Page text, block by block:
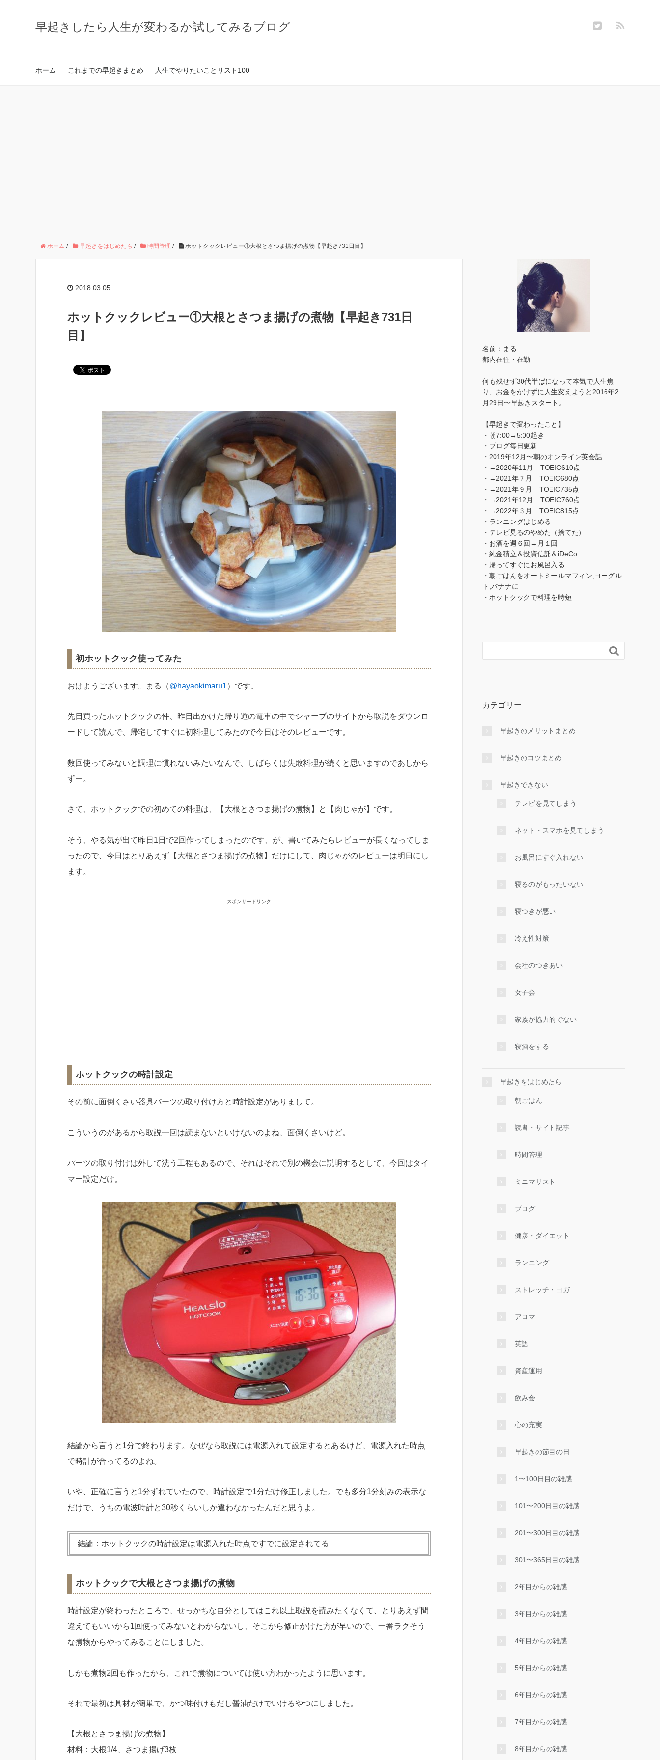
早起きしたら人生が変わるか試してみるブログ
ホーム これまでの早起きまとめ 人生でやりたいことリスト100
ホーム / 早起きをはじめたら / 時間管理 / ホットクックレビュー①大根とさつま揚げの煮物【早起き731日目】
2018.03.05
ホットクックレビュー①大根とさつま揚げの煮物【早起き731日
目】
初ホットクック使ってみた
おはようございます。まる（@hayaokimaru1）です。
先日買ったホットクックの件、昨日出かけた帰り道の電車の中でシャープのサイトから取説をダウンロ
ードして読んで、帰宅してすぐに初料理してみたので今日はそのレビューです。
数回使ってみないと調理に慣れないみたいなんで、しばらくは失敗料理が続くと思いますのであしから
ずー。
さて、ホットクックでの初めての料理は、【大根とさつま揚げの煮物】と【肉じゃが】です。
そう、やる気が出て昨日1日で2回作ってしまったのです、が、書いてみたらレビューが長くなってしま
ったので、今日はとりあえず【大根とさつま揚げの煮物】だけにして、肉じゃがのレビューは明日にし
ます。
スポンサードリンク
ホットクックの時計設定
その前に面倒くさい器具パーツの取り付け方と時計設定がありまして。
こういうのがあるから取説一回は読まないといけないのよね、面倒くさいけど。
パーツの取り付けは外して洗う工程もあるので、それはそれで別の機会に説明するとして、今回はタイ
マー設定だけ。
結論から言うと1分で終わります。なぜなら取説には電源入れて設定するとあるけど、電源入れた時点
で時計が合ってるのよね。
いや、正確に言うと1分ずれていたので、時計設定で1分だけ修正しました。でも多分1分刻みの表示な
だけで、うちの電波時計と30秒くらいしか違わなかったんだと思うよ。
結論：ホットクックの時計設定は電源入れた時点ですでに設定されてる
ホットクックで大根とさつま揚げの煮物
時計設定が終わったところで、せっかちな自分としてはこれ以上取説を読みたくなくて、とりあえず間
違えてもいいから1回使ってみないとわからないし、そこから修正かけた方が早いので、一番ラクそう
な煮物からやってみることにしました。
しかも煮物2回も作ったから、これで煮物については使い方わかったように思います。
それで最初は具材が簡単で、かつ味付けもだし醤油だけでいけるやつにしました。
【大根とさつま揚げの煮物】
材料：大根1/4、さつま揚げ3枚
名前：まる
都内在住・在勤
何も残せず30代半ばになって本気で人生焦
り、お金をかけずに人生変えようと2016年2
月29日〜早起きスタート。
【早起きで変わったこと】
・朝7:00→5:00起き
・ブログ毎日更新
・2019年12月〜朝のオンライン英会話
・→2020年11月 TOEIC610点
・→2021年７月 TOEIC680点
・→2021年９月 TOEIC735点
・→2021年12月 TOEIC760点
・→2022年３月 TOEIC815点
・ランニングはじめる
・テレビ見るのやめた（捨てた）
・お酒を週６回→月１回
・純金積立＆投資信託＆iDeCo
・帰ってすぐにお風呂入る
・朝ごはんをオートミールマフィン,ヨーグル
ト,バナナに
・ホットクックで料理を時短

カテゴリー
早起きのメリットまとめ
早起きのコツまとめ
早起きできない
テレビを見てしまう
ネット・スマホを見てしまう
お風呂にすぐ入れない
寝るのがもったいない
寝つきが悪い
冷え性対策
会社のつきあい
女子会
家族が協力的でない
寝酒をする
早起きをはじめたら
朝ごはん
読書・サイト記事
時間管理
ミニマリスト
ブログ
健康・ダイエット
ランニング
ストレッチ・ヨガ
アロマ
英語
資産運用
飲み会
心の充実
早起きの節目の日
1〜100日目の雑感
101〜200日目の雑感
201〜300日目の雑感
301〜365日目の雑感
2年目からの雑感
3年目からの雑感
4年目からの雑感
5年目からの雑感
6年目からの雑感
7年目からの雑感
8年目からの雑感